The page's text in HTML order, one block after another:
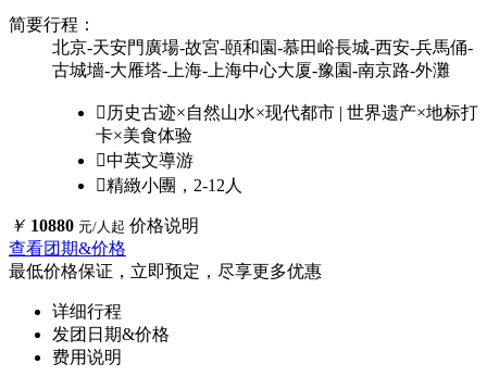
简要行程：
北京-天安門廣場-故宮-頤和園-慕田峪長城-西安-兵馬俑-
古城墻-大雁塔-上海-上海中心大厦-豫園-南京路-外灘
 历史古迹×自然山水×现代都市 | 世界遗产×地标打
卡×美食体验
中英文導游
精緻小團，2-12人
￥ 10880 元/人起 价格说明
查看团期&价格
最低价格保证，立即预定，尽享更多优惠
详细行程
发团日期&价格
费用说明